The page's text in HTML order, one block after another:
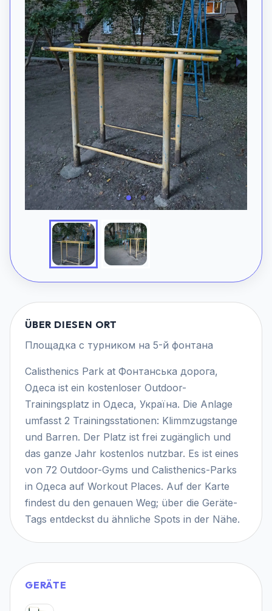
ÜBER DIESEN ORT
Площадка с турником на 5-й фонтана
Calisthenics Park at Фонтанська дорога,
Одеса ist ein kostenloser Outdoor-
Trainingsplatz in Одеса, Україна. Die Anlage
umfasst 2 Trainingsstationen: Klimmzugstange
und Barren. Der Platz ist frei zugänglich und
das ganze Jahr kostenlos nutzbar. Es ist eines
von 72 Outdoor-Gyms und Calisthenics-Parks
in Одеса auf Workout Places. Auf der Karte
findest du den genauen Weg; über die Geräte-
Tags entdeckst du ähnliche Spots in der Nähe.
GERÄTE